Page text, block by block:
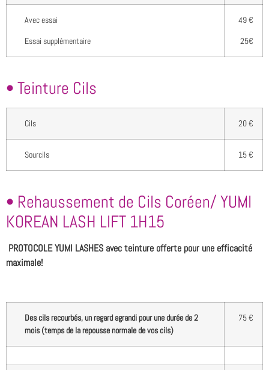
Avec essai
Essai supplémentaire
49 €
25€
• Teinture Cils
Cils 20 €
Sourcils 15 €
• Rehaussement de Cils Coréen/ YUMI
KOREAN LASH LIFT 1H15
PROTOCOLE YUMI LASHES avec teinture offerte pour une efficacité
maximale!
Des cils recourbés, un regard agrandi pour une durée de 2
mois (temps de la repousse normale de vos cils)
75 €